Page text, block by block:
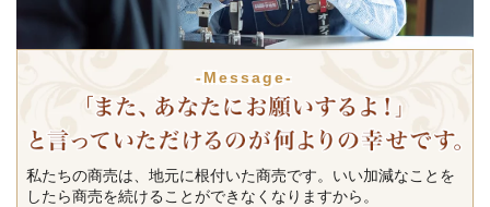
-Message-
私たちの商売は、地元に根付いた商売です。いい加減なことを
したら商売を続けることができなくなりますから。